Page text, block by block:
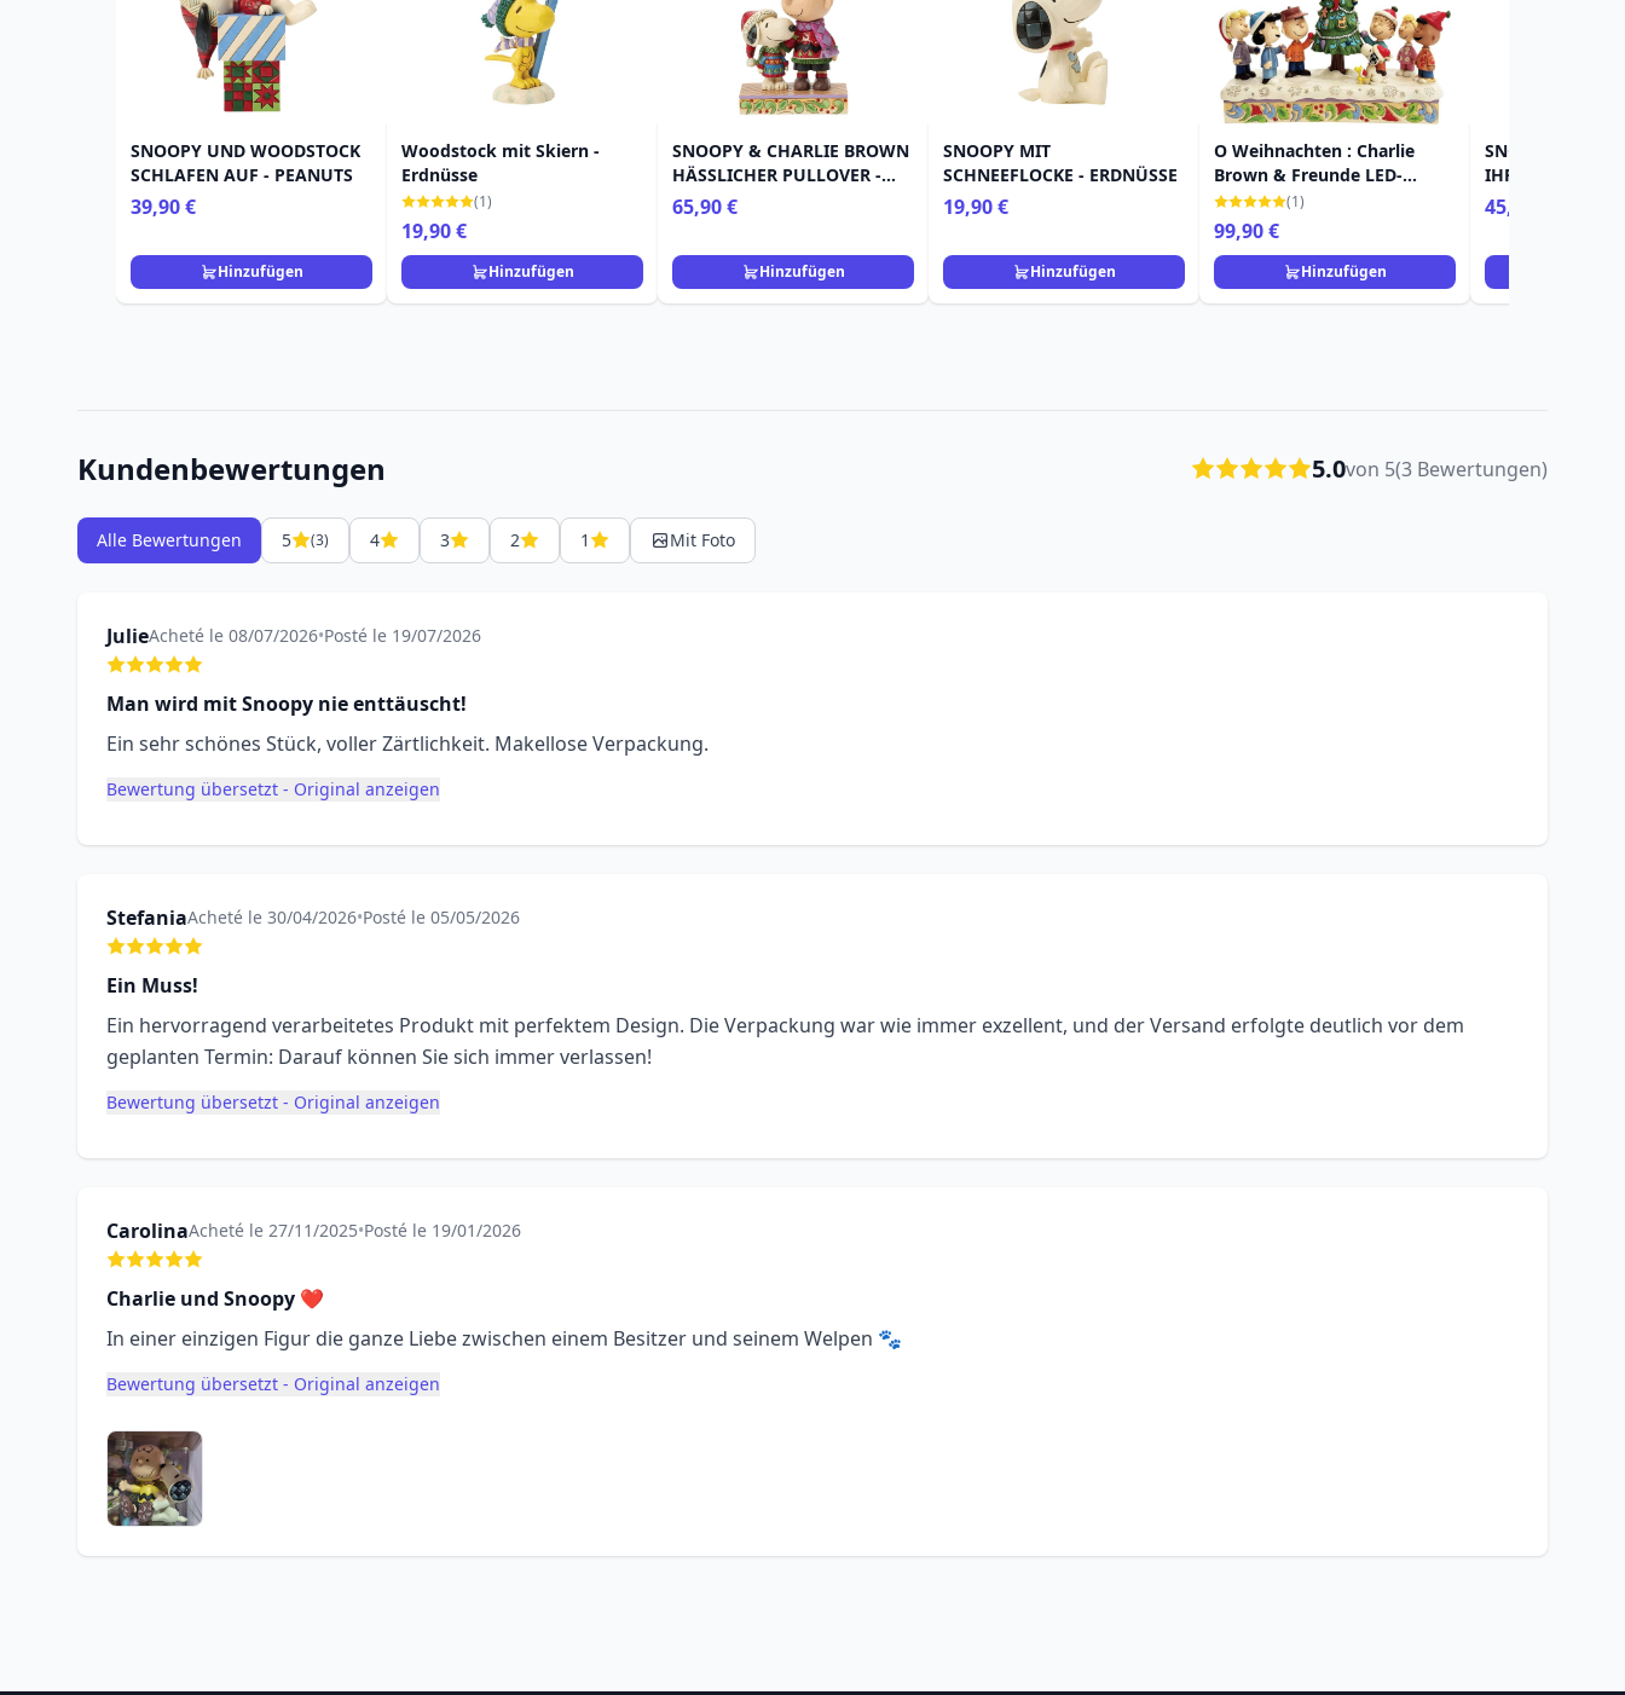
SNOOPY UND WOODSTOCK
SCHLAFEN AUF - PEANUTS
39,90 €
Hinzufügen
Woodstock mit Skiern -
Erdnüsse
(1)
19,90 €
Hinzufügen
SNOOPY & CHARLIE BROWN
HÄSSLICHER PULLOVER -
PEANUTS
65,90 €
Hinzufügen
SNOOPY MIT
SCHNEEFLOCKE - ERDNÜSSE
19,90 €
Hinzufügen
O Weihnachten : Charlie
Brown & Freunde LED-
Musik- Weihnachten -
Peanuts
(1)
99,90 €
Hinzufügen
SNOOPY &
IHRER
PEANUTS
45,90 €
Kundenbewertungen 5.0von 5(3 Bewertungen)
Alle Bewertungen 5 (3) 4 3 2 1 Mit Foto
JulieAcheté le 08/07/2026•Posté le 19/07/2026
Man wird mit Snoopy nie enttäuscht!
Ein sehr schönes Stück, voller Zärtlichkeit. Makellose Verpackung.
Bewertung übersetzt - Original anzeigen
StefaniaAcheté le 30/04/2026•Posté le 05/05/2026
Ein Muss!
Ein hervorragend verarbeitetes Produkt mit perfektem Design. Die Verpackung war wie immer exzellent, und der Versand erfolgte deutlich vor dem
geplanten Termin: Darauf können Sie sich immer verlassen!
Bewertung übersetzt - Original anzeigen
CarolinaAcheté le 27/11/2025•Posté le 19/01/2026
Charlie und Snoopy ❤️
In einer einzigen Figur die ganze Liebe zwischen einem Besitzer und seinem Welpen 🐾
Bewertung übersetzt - Original anzeigen